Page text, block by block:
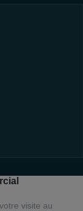
visite au